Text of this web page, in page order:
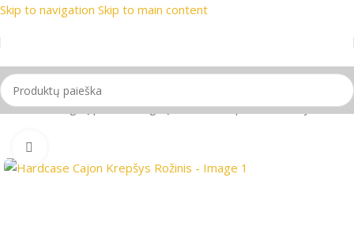
Skip to navigation Skip to main content
📦 Nemokamas
/Būgnų priedai/Būgnų Dėklai ir krepšiai/Perkusijos dėklai